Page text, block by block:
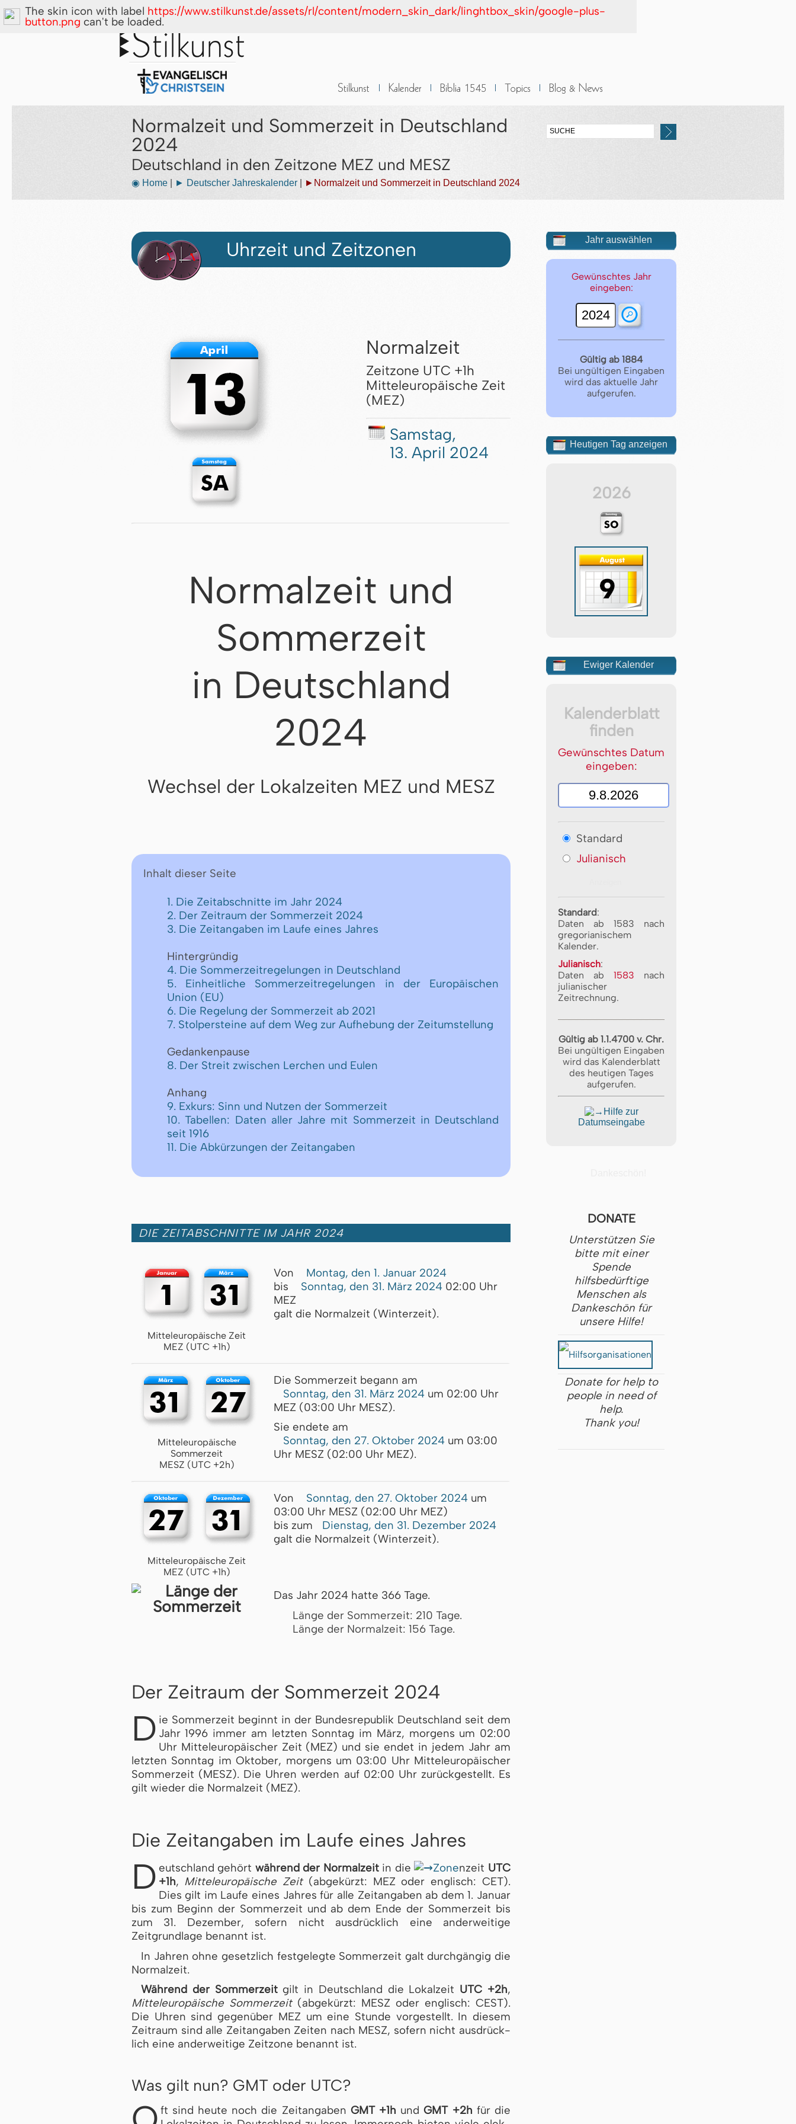
Normalzeit und Sommerzeit in Deutschland
2024
Deutschland in den Zeitzone MEZ und MESZ
◉ Home ► Deutscher Jahreskalender ►Normalzeit und Sommerzeit in Deutschland 2024
Uhrzeit und Zeitzonen
Normalzeit
Zeitzone UTC +1h
Mitteleuropäische Zeit
(MEZ)
Samstag,
13. April 2024
Normalzeit und
Sommerzeit
in Deutschland
2024
Wechsel der Lokalzeiten MEZ und MESZ
Inhalt dieser Seite
1. Die Zeitabschnitte im Jahr 2024
2. Der Zeitraum der Sommerzeit 2024
3. Die Zeitangaben im Laufe eines Jahres
Hintergründig
4. Die Sommerzeitregelungen in Deutschland
5. Einheitliche Sommerzeitregelungen in der Europäischen
Union (EU)
6. Die Regelung der Sommerzeit ab 2021
7. Stolpersteine auf dem Weg zur Aufhebung der Zeitumstellung
Gedankenpause
8. Der Streit zwischen Lerchen und Eulen
Anhang
9. Exkurs: Sinn und Nutzen der Sommerzeit
10. Tabellen: Daten aller Jahre mit Sommerzeit in Deutschland
seit 1916
11. Die Abkürzungen der Zeitangaben
DIE ZEITABSCHNITTE IM JAHR 2024
Mitteleuropäische Zeit
MEZ (UTC +1h)
Von
Montag, den 1. Januar 2024
bis
Sonntag, den 31. März 2024 02:00 Uhr
MEZ
galt die Normalzeit (Winterzeit).
Mitteleuropäische
Sommerzeit
MESZ (UTC +2h)
Die Sommerzeit begann am
Sonntag, den 31. März 2024 um 02:00 Uhr
MEZ (03:00 Uhr MESZ).
Sie endete am
Sonntag, den 27. Oktober 2024 um 03:00
Uhr MESZ (02:00 Uhr MEZ).
Mitteleuropäische Zeit
MEZ (UTC +1h)
Von Sonntag, den 27. Oktober 2024 um
03:00 Uhr MESZ (02:00 Uhr MEZ)
bis zum
Dienstag, den 31. Dezember 2024
galt die Normalzeit (Winterzeit).
Das Jahr 2024 hatte 366 Tage.
Länge der Sommerzeit: 210 Tage.
Länge der Normalzeit: 156 Tage.
Der Zeitraum der Sommerzeit 2024
D ie Som­mer­zeit beginnt in der Bundesrepublik Deutschland seit dem
Jahr 1996 immer am letz­ten Sonntag im März, morgens um 02:00
Uhr Mit­tel­eu­ro­pä­i­scher Zeit (MEZ) und sie endet in jedem Jahr am
letzten Sonntag im Oktober, morgens um 03:00 Uhr Mit­tel­eu­ro­pä­i­scher
Som­mer­zeit (MESZ). Die Uhren wer­den auf 02:00 Uhr zu­rück­ge­stellt. Es
gilt wieder die Normalzeit (MEZ).
Die Zeitangaben im Laufe eines Jahres
D eutschland gehört während der Normalzeitin die Zonenzeit UTC
+1h, Mit­tel­eu­ro­pä­i­sche Zeit(abgekürzt: MEZ oder englisch: CET).
Dies gilt im Laufe ei­nes Jah­res für alle Zeitangaben ab dem 1. Januar
bis zum Beginn der Som­mer­zeit und ab dem Ende der Som­mer­zeit bis
zum 31. Dezember, sofern nicht ausdrücklich eine anderweitige
Zeitgrundlage benannt ist.
In Jahren ohne gesetzlich festgelegte Sommerzeit galt durchgängig die
Normalzeit.
Während der Som­mer­zeitgilt in Deutschland die Lokalzeit UTC +2h,
Mitteleuropäische Som­mer­zeit(abgekürzt: MESZ oder englisch: CEST).
Die Uhren sind gegenüber MEZ um eine Stun­de vor­ge­stellt. In diesem
Zeitraum sind alle Zeit­an­ga­ben Zeiten nach MESZ, so­fern nicht aus­drück­
lich eine anderweitige Zeitzone be­nannt ist.
Was gilt nun? GMT oder UTC?
ft sind heute noch die Zeitangaben GMT +1h undGMT +2h für die
Jahr auswählen
Gewünschtes Jahr
eingeben:
Gültig ab 1884
Bei ungültigen Eingaben
wird das aktuelle Jahr
aufgerufen.
Heutigen Tag anzeigen
2026
Ewiger Kalender
Kalenderblatt
finden
Gewünschtes Datum
eingeben:
Standard
Julianisch
Standard:
Daten ab 1583 nach
gregorianischem
Kalender.
Julianisch:
Daten ab 1583 nach
julianischer
Zeitrechnung.
Gültig ab 1.1.4700 v. Chr.
Bei ungültigen Eingaben
wird das Kalenderblatt
des heutigen Tages
aufgerufen.
Hilfe zur
Datumseingabe
DONATE
Unterstützen Sie
bitte mit einer
Spende
hilfsbedürftige
Menschen als
Dankeschön für
unsere Hilfe!
Donate for help to
people in need of
help.
Thank you!
The skin icon with label https://www.stilkunst.de/assets/rl/content/modern_skin_dark/linghtbox_skin/google-plus-
button.png can't be loaded.